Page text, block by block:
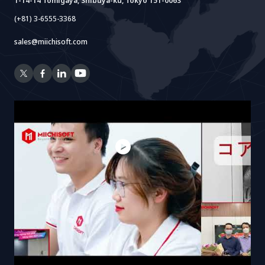
(+81) 3-6555-3368
sales@miichisoft.com